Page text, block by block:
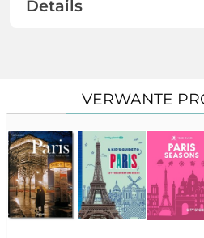
Details
VERWANTE